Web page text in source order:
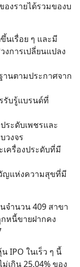
องรายได้รวมของบ
นเรื่อย ๆ และมี
การเปลี่ยนแปลง
านตามประกาศจาก
รับรู้แบรนด์ที่
ระดับเพชรและ
วงจร
ครื่องประดับที่มี
ญแห่งความสุขที่มี
จำนวน 409 สาขา
หนี้ขายฝากคง
IPO ในเร็ว ๆ นี้
เกิน 25.04% ของ